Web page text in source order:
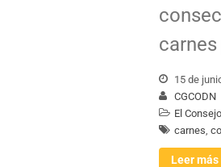
15 de
CGCODN
El
carnes
Leer más